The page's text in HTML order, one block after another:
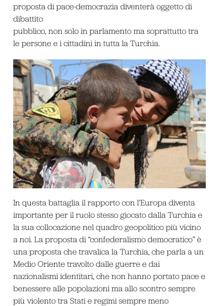
proposta di pace-democrazia diventerà oggetto di
dibattito
pubblico, non solo in parlamento ma soprattutto tra
le persone e i cittadini in tutta la Turchia.
In questa battaglia il rapporto con l’Europa diventa
importante per il ruolo stesso giocato dalla Turchia e
la sua collocazione nel quadro geopolitico più vicino
a noi. La proposta di “confederalismo democratico” è
una proposta che travalica la Turchia, che parla a un
Medio Oriente travolto dalle guerre e dai
nazionalismi identitari, che non hanno portato pace e
benessere alle popolazioni ma allo scontro sempre
più violento tra Stati e regimi sempre meno